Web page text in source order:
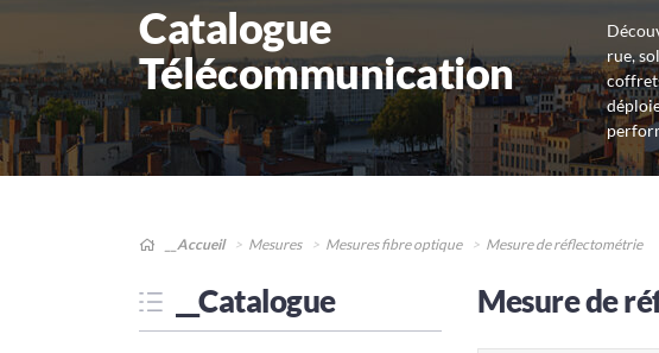
Catalogue
Télécommunication
rue,
__Accueil Mesures Mesures fibre optique Mesure de réflectométrie
__Catalogue Mesure de